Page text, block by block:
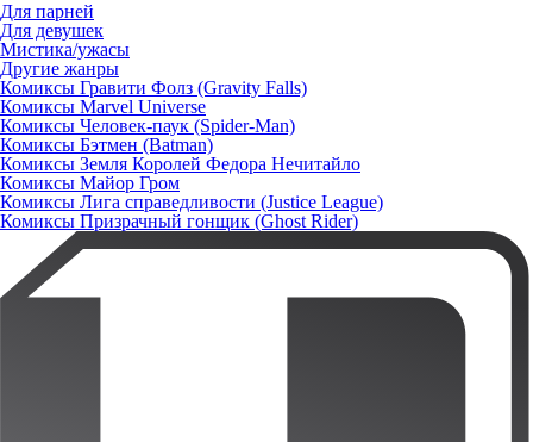
Для парней
Для девушек
Мистика/ужасы
Другие жанры
Комиксы Гравити Фолз (Gravity Falls)
Комиксы Marvel Universe
Комиксы Человек-паук (Spider-Man)
Комиксы Бэтмен (Batman)
Комиксы Земля Королей Федора Нечитайло
Комиксы Майор Гром
Комиксы Лига справедливости (Justice League)
Комиксы Призрачный гонщик (Ghost Rider)